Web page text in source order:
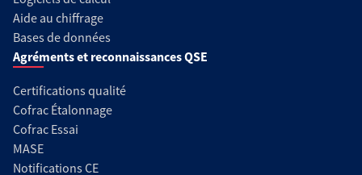
Aide au chiffrage
Bases de données
Agréments et reconnaissances QSE
Certifications qualité
Cofrac Étalonnage
Cofrac Essai
MASE
Notifications CE